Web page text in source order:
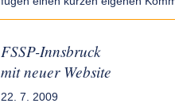
FSSP-Innsbruck
mit neuer Website
22. 7. 2009